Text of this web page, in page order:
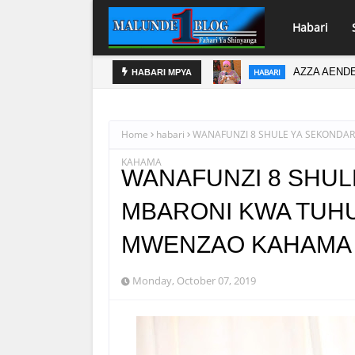
Habari
HABARI MPYA HABARI AZZA
Home habari WANAFUNZI 8 SHULE YA
KAHAMA
WANAFUNZI 8
MBARONI KWA
MWENZAO KAHAMA
Monday, October 07, 2019